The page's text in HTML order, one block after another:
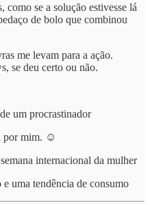
como se a solução estivesse lá
de bolo que combinou
me levam para a ação.
se deu certo ou não.
um procrastinador
por mim. ☺️
internacional da mulher
uma tendência de consumo